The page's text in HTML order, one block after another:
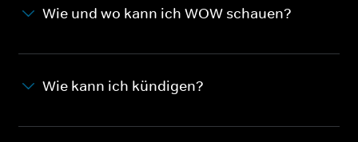
Wie und wo kann ich WOW schauen?
Wie kann ich kündigen?